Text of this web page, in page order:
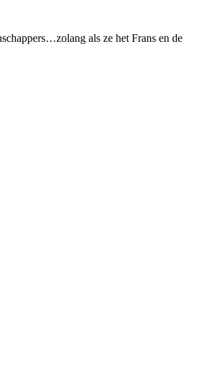
als ze het Frans en de